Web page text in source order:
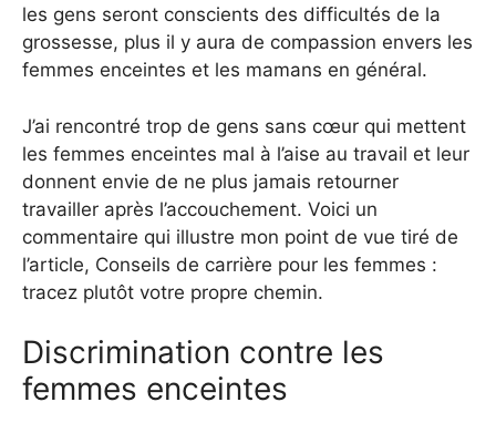
les gens seront conscients des difficultés de la
grossesse, plus il y aura de compassion envers les
femmes enceintes et les mamans en général.
J’ai rencontré trop de gens sans cœur qui mettent
les femmes enceintes mal à l’aise au travail et leur
donnent envie de ne plus jamais retourner
travailler après l’accouchement. Voici un
commentaire qui illustre mon point de vue tiré de
l’article, Conseils de carrière pour les femmes :
tracez plutôt votre propre chemin.
Discrimination contre les
femmes enceintes